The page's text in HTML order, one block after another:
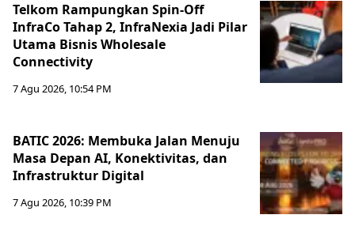
Telkom Rampungkan Spin-Off
InfraCo Tahap 2, InfraNexia Jadi Pilar
Utama Bisnis Wholesale
Connectivity
7 Agu 2026, 10:54 PM
BATIC 2026: Membuka Jalan Menuju
Masa Depan AI, Konektivitas, dan
Infrastruktur Digital
7 Agu 2026, 10:39 PM